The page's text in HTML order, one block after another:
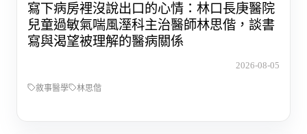
寫下病房裡沒說出口的心情：林口長庚醫院
兒童過敏氣喘風溼科主治醫師林思偕，談書
寫與渴望被理解的醫病關係
2026-08-05
敘事醫學 林思偕